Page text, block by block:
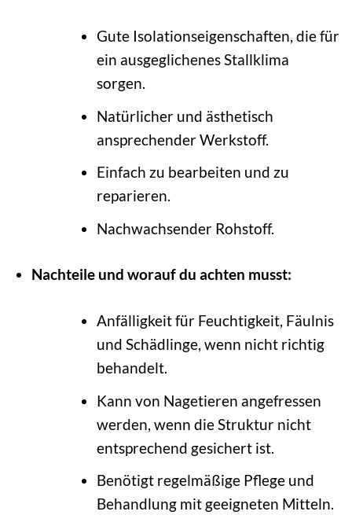
Gute Isolationseigenschaften, die für
ein ausgeglichenes Stallklima
sorgen.
Natürlicher und ästhetisch
ansprechender Werkstoff.
Einfach zu bearbeiten und zu
reparieren.
Nachwachsender Rohstoff.
Nachteile und worauf du achten musst:
Anfälligkeit für Feuchtigkeit, Fäulnis
und Schädlinge, wenn nicht richtig
behandelt.
Kann von Nagetieren angefressen
werden, wenn die Struktur nicht
entsprechend gesichert ist.
Benötigt regelmäßige Pflege und
Behandlung mit geeigneten Mitteln.